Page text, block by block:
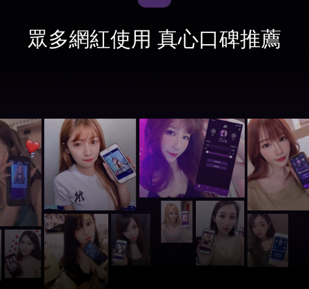
眾多網紅使用 真心口碑推薦